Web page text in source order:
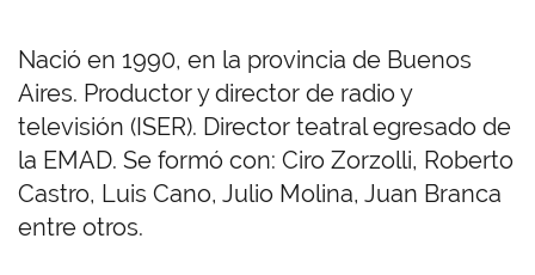
Nació en 1990, en la provincia de Buenos
Aires. Productor y director de radio y
televisión (ISER). Director teatral egresado de
la EMAD. Se formó con: Ciro Zorzolli, Roberto
Castro, Luis Cano, Julio Molina, Juan Branca
entre otros.